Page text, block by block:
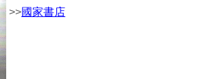
>>國家書店